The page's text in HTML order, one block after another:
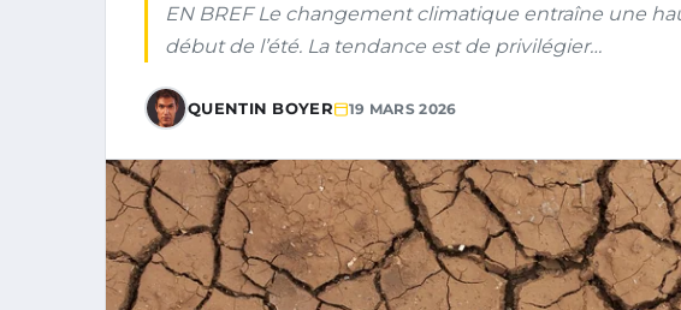
EN BREF Le changement climatique entraîne une
début de l’été. La tendance est de privilégier…
QUENTIN BOYER 19 MARS 2026